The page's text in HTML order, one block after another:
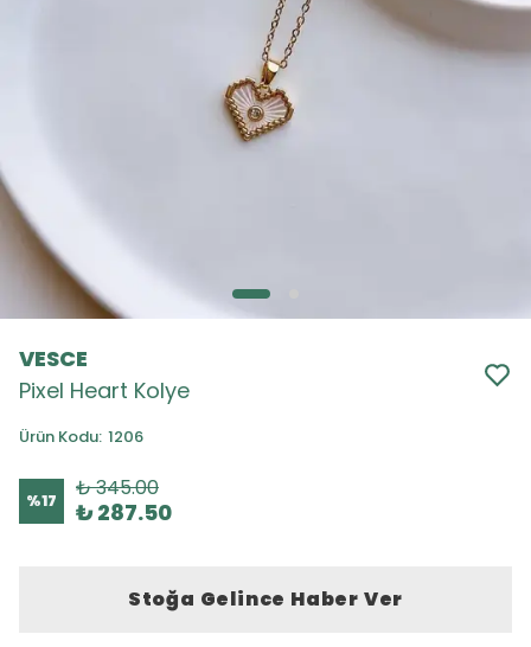
VESCE
Pixel Heart Kolye
Ürün Kodu: 1206
%17 ₺ 345.00
₺ 287.50
Stoğa Gelince Haber Ver